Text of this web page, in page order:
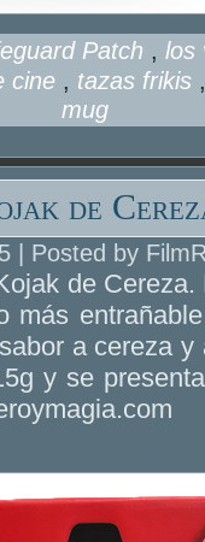
Patch ,los
cine , tazas frikis
mug
de
| Posted by
de
más
a cereza
y se